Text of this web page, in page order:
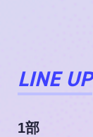
LINE UP
1部